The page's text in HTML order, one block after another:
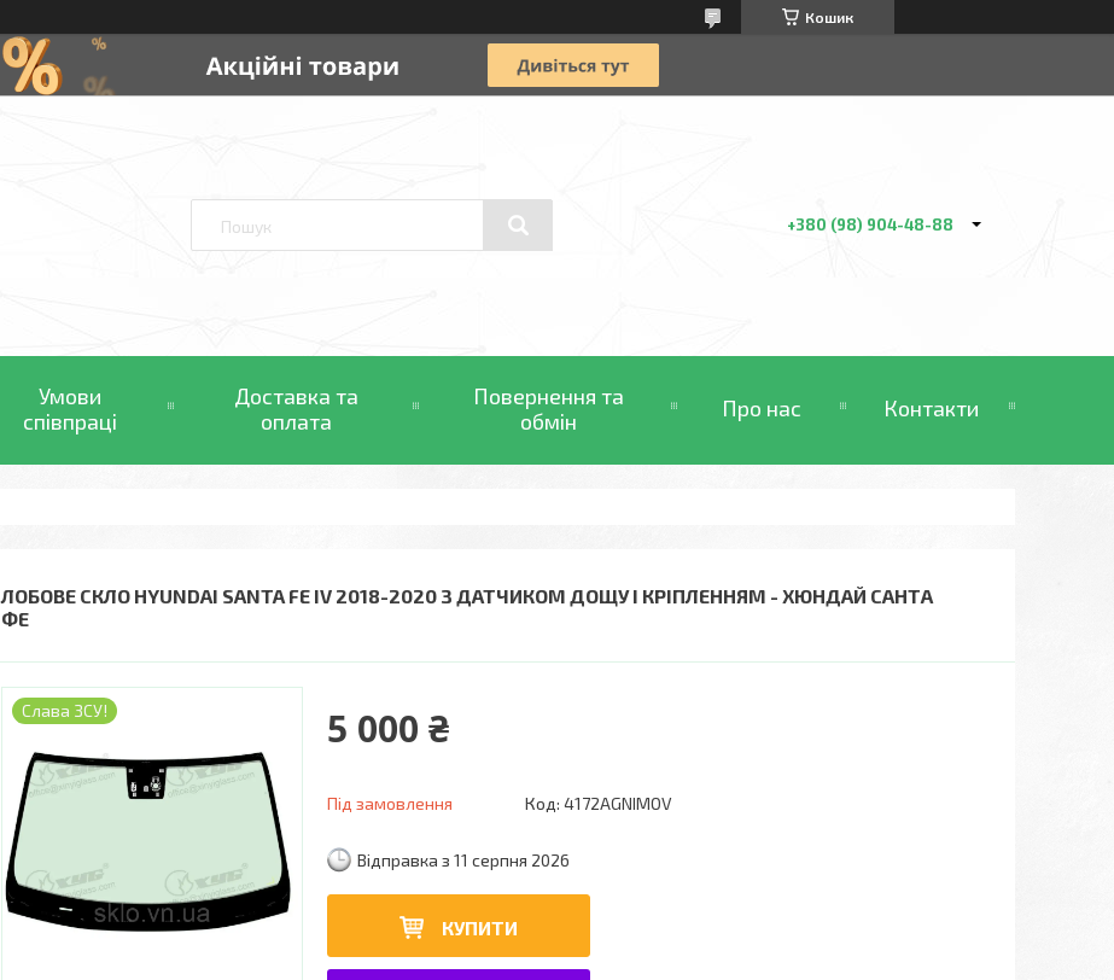
Кошик
+380 (98) 904-48-88
Умови
співпраці
Доставка та
оплата
Повернення та
обмін
Про нас Контакти
ЛОБОВЕ СКЛО HYUNDAI SANTA FE IV 2018-2020 З ДАТЧИКОМ ДОЩУ І КРІПЛЕННЯМ - ХЮНДАЙ САНТА
ФЕ
Слава ЗСУ! 5 000 ₴
Під замовлення Код: 4172AGNIMOV
Відправка з 11 серпня 2026
КУПИТИ